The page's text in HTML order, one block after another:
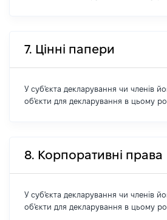
7. Цінні папери
У суб'єкта декларування чи членів
об'єкти для декларування в цьому
8. Корпоративні права
У суб'єкта декларування чи членів
об'єкти для декларування в цьому